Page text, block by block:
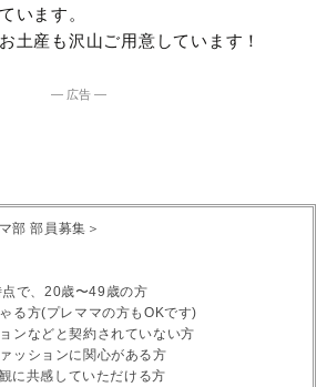
います。
土産も沢山ご用意しています！
― 広告 ―
部 部員募集＞
で、20歳〜49歳の方
る方(プレママの方もOKです)
ンなどと契約されていない方
ッションに関心がある方
に共感していただける方